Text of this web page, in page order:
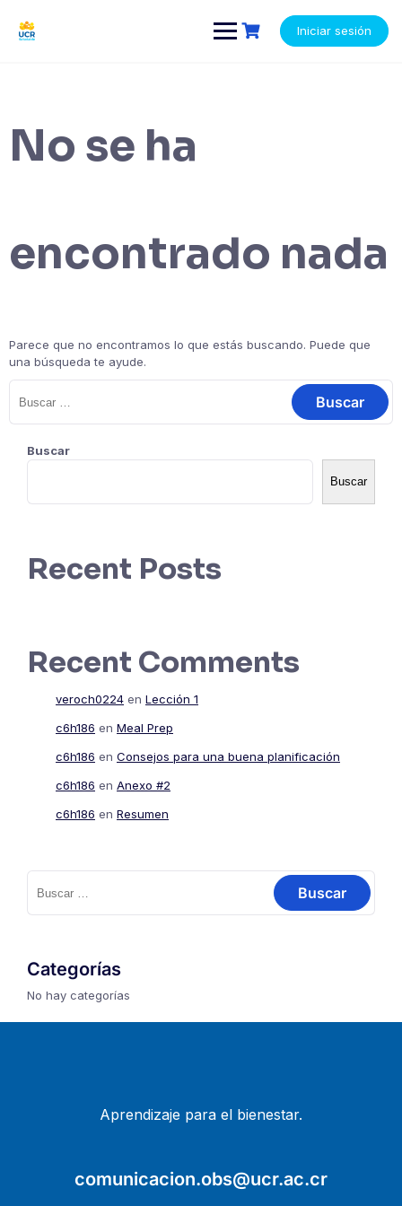
contenido
Iniciar sesión
No se ha
encontrado nada
Parece que no encontramos lo que estás buscando. Puede que
una búsqueda te ayude.
Buscar:
Buscar
Buscar
Recent Posts
Recent Comments
veroch0224 en Lección 1
c6h186 en Meal Prep
c6h186 en Consejos para una buena planificación
c6h186 en Anexo #2
c6h186 en Resumen
Buscar:
Categorías
No hay categorías
Aprendizaje para el bienestar.
comunicacion.obs@ucr.ac.cr